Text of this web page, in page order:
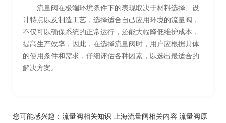
流量阀在极端环境条件下的表现取决于材料选择、设
计特点以及制造工艺，选择适合自己应用环境的流量阀，
不仅可以确保系统的正常运行，还能大幅降低维护成本，
提高生产效率，因此，在选择流量阀时，用户应根据具体
的使用条件和需求，仔细评估各种因素，以选出最适合的
解决方案。
您可能感兴趣： 流量阀相关知识 上海流量阀相关内容 流量阀原